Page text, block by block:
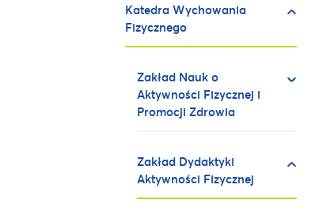
Katedra Wychowania
Fizycznego
Zakład Nauk o
Aktywności Fizycznej i
Promocji Zdrowia
Zakład Dydaktyki
Aktywności Fizycznej